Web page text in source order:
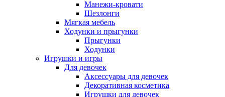
Манежи-кровати
Шезлонги
Мягкая мебель
Ходунки и прыгунки
Прыгунки
Ходунки
Игрушки и игры
Для девочек
Аксессуары для девочек
Декоративная косметика
Игрушки для девочек